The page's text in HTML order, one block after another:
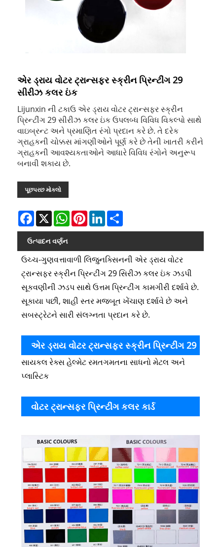
એર ડ્રાય વોટર ટ્રાન્સફર સ્ક્રીન પ્રિન્ટીંગ 29
સીરીઝ કલર ઇંક
Lijunxin ની ટકાઉ એર ડ્રાય વોટર ટ્રાન્સફર સ્ક્રીન
પ્રિન્ટીંગ 29 સીરીઝ કલર ઇંક ઉપલબ્ધ વિવિધ વિકલ્પો સાથે
વાઇબ્રન્ટ અને પ્રમાણિત રંગો પ્રદાન કરે છે. તે દરેક
ગ્રાહકની ચોક્કસ માંગણીઓને પૂર્ણ કરે છે તેની ખાતરી કરીને
ગ્રાહકની આવશ્યકતાઓને આધારે વિવિધ રંગોને અનુરૂપ
બનાવી શકાય છે.
પૂછપરછ મોકલો
Facebook
X WhatsAppPinterestLinkedIn
ઉત્પાદન વર્ણન
ઉચ્ચ-ગુણવત્તાવાળી લિજુનક્સિનની એર ડ્રાય વોટર
ટ્રાન્સફર સ્ક્રીન પ્રિન્ટીંગ 29 સિરીઝ કલર ઇંક ઝડપી
સૂકવણીની ઝડપ સાથે ઉત્તમ પ્રિન્ટીંગ કામગીરી દર્શાવે છે.
સૂકાયા પછી, શાહી સ્તર મજબૂત ખેંચાણ દર્શાવે છે અને
સબસ્ટ્રેટને સારી સંલગ્નતા પ્રદાન કરે છે.
એર ડ્રાય વોટર ટ્રાન્સફર સ્ક્રીન પ્રિન્ટીંગ 29
સીરીઝ કલર ઇંકની એપ્લિકેશન
સાયકલ રેક્સ હેલ્મેટ રમતગમતના સાધનો મેટલ અને
પ્લાસ્ટિક
વોટર ટ્રાન્સફર પ્રિન્ટીંગ કલર કાર્ડ